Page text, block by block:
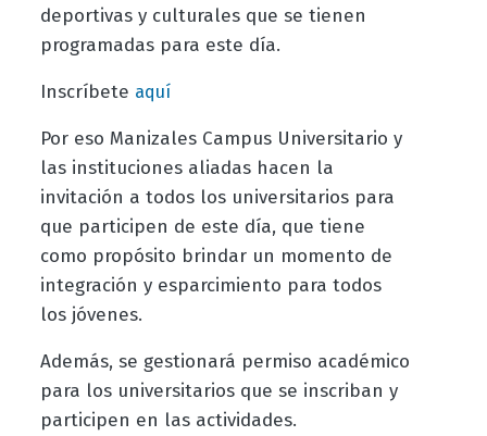
deportivas y culturales que se tienen
programadas para este día.
Inscríbete aquí
Por eso Manizales Campus Universitario y
las instituciones aliadas hacen la
invitación a todos los universitarios para
que participen de este día, que tiene
como propósito brindar un momento de
integración y esparcimiento para todos
los jóvenes.
Además, se gestionará permiso académico
para los universitarios que se inscriban y
participen en las actividades.